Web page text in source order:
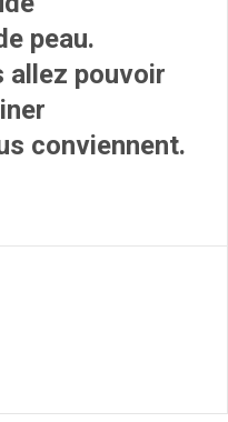
peau.
allez pouvoir
conviennent.